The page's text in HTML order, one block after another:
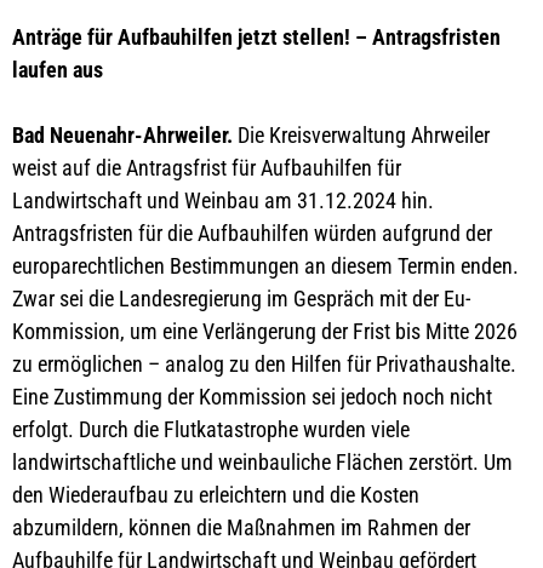
Anträge für Aufbauhilfen jetzt stellen! – Antragsfristen
laufen aus
Bad Neuenahr-Ahrweiler. Die Kreisverwaltung Ahrweiler
weist auf die Antragsfrist für Aufbauhilfen für
Landwirtschaft und Weinbau am 31.12.2024 hin.
Antragsfristen für die Aufbauhilfen würden aufgrund der
europarechtlichen Bestimmungen an diesem Termin enden.
Zwar sei die Landesregierung im Gespräch mit der Eu-
Kommission, um eine Verlängerung der Frist bis Mitte 2026
zu ermöglichen – analog zu den Hilfen für Privathaushalte.
Eine Zustimmung der Kommission sei jedoch noch nicht
erfolgt. Durch die Flutkatastrophe wurden viele
landwirtschaftliche und weinbauliche Flächen zerstört. Um
den Wiederaufbau zu erleichtern und die Kosten
abzumildern, können die Maßnahmen im Rahmen der
Aufbauhilfe für Landwirtschaft und Weinbau gefördert